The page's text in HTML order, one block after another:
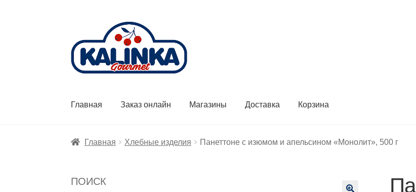
навигации
содержимому
Главная Заказ онлайн Магазины Доставка Корзина
Главная Хлебные изделия Панеттоне с изюмом и апельсином «Монолит», 500 г
ПОИСК